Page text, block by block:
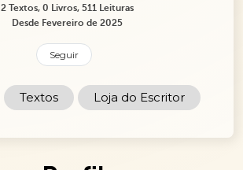
2 Textos, 0 Livros, 511 Leituras
Desde Fevereiro de 2025
Seguir
Textos Loja do Escritor